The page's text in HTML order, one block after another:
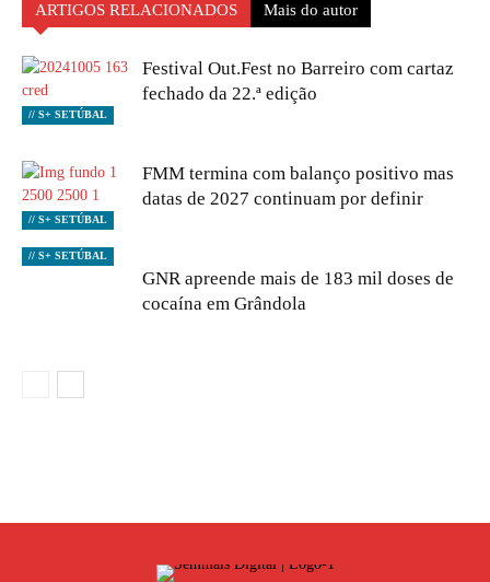
ARTIGOS RELACIONADOS Mais do autor
// S+ SETÚBAL
Festival Out.Fest no Barreiro com cartaz
fechado da 22.ª edição
// S+ SETÚBAL
FMM termina com balanço positivo mas
datas de 2027 continuam por definir
// S+ SETÚBAL
GNR apreende mais de 183 mil doses de
cocaína em Grândola